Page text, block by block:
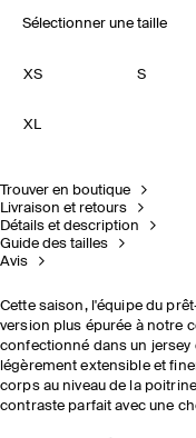
Sélectionner une taille
XS S
XL
Trouver en boutique
Livraison et retours
Détails et description
Guide des tailles
Avis
Cette saison, l'équipe du
version plus épurée à notre
confectionné dans un
légèrement extensible et
corps au niveau de la
contraste parfait avec une